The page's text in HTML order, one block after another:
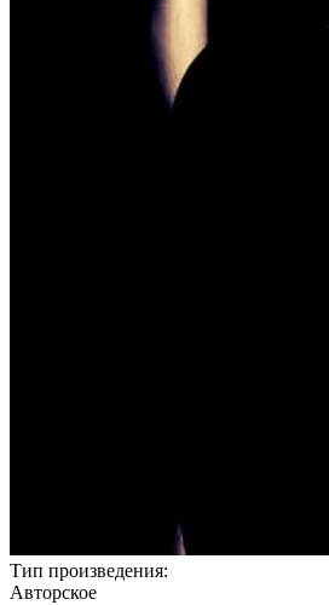
Тип произведения:
Авторское